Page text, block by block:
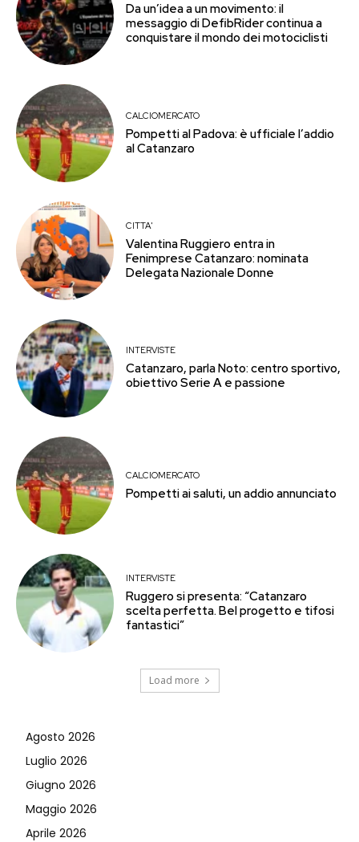
Da un’idea a un movimento: il
messaggio di DefibRider continua a
conquistare il mondo dei motociclisti
CALCIOMERCATO
Pompetti al Padova: è ufficiale l’addio
al Catanzaro
CITTA'
Valentina Ruggiero entra in
Fenimprese Catanzaro: nominata
Delegata Nazionale Donne
INTERVISTE
Catanzaro, parla Noto: centro sportivo,
obiettivo Serie A e passione
CALCIOMERCATO
Pompetti ai saluti, un addio annunciato
INTERVISTE
Ruggero si presenta: “Catanzaro
scelta perfetta. Bel progetto e tifosi
fantastici”
Load more
Agosto 2026
Luglio 2026
Giugno 2026
Maggio 2026
Aprile 2026